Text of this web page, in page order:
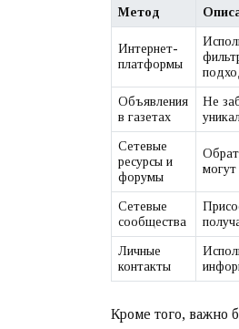
Метод
Интернет-
платформы
Объявления
в газетах
Не
Сетевые
ресурсы и
форумы
могут
Сетевые
сообщества
Личные
контакты
Кроме того, важно